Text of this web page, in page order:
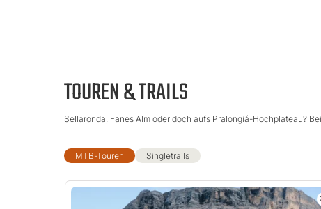
TOUREN & TRAILS
Sellaronda, Fanes Alm oder doch aufs Pralongiá-Hochplateau?
MTB-Touren Singletrails